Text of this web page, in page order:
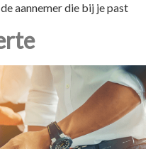
aannemer die bij je past